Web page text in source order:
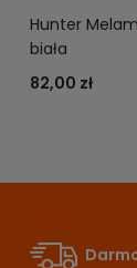
Hunter
biała
82,00 zł